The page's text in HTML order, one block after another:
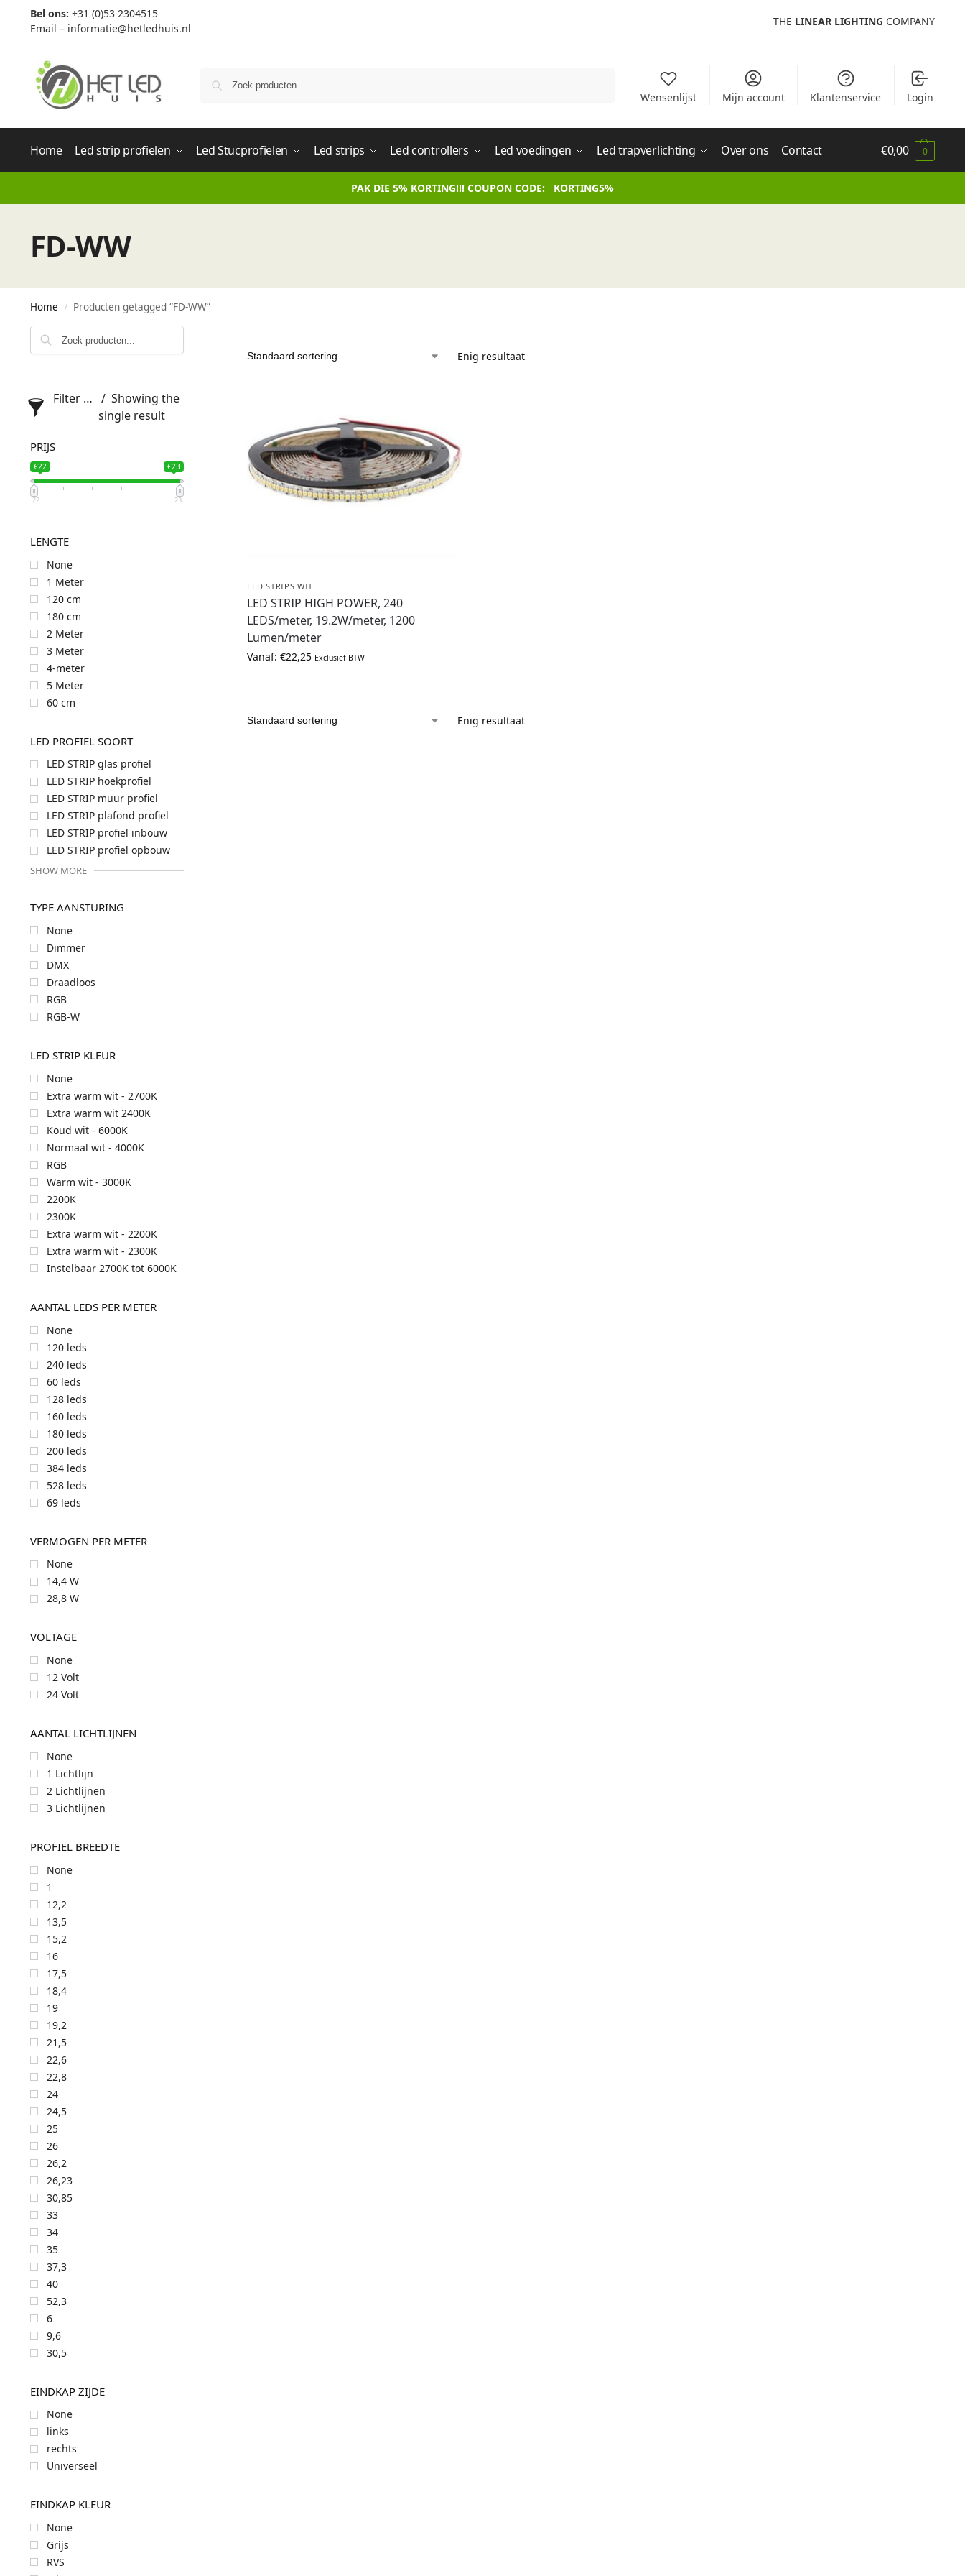
Bel ons: +31 (0)53 2304515
Email – informatie@hetledhuis.nl
THE LINEAR LIGHTING COMPANY
Wensenlijst Mijn account Klantenservice Login
Home Led strip profielen Led Stucprofielen Led strips Led controllers Led voedingen Led trapverlichting Over ons Contact €0,00 0
PAK DIE 5% KORTING!!! COUPON CODE: KORTING5%
FD-WW
Home / Producten getagged “FD-WW”
Enig resultaat
LED STRIPS WIT
LED STRIP HIGH POWER, 240
LEDS/meter, 19.2W/meter, 1200
Lumen/meter
Vanaf:€22,25 Exclusief BTW
Enig resultaat
Filter products
Showing the
single result
PRIJS
€22 €23
22 23
LENGTE
None
1 Meter
120 cm
180 cm
2 Meter
3 Meter
4-meter
5 Meter
60 cm
LED PROFIEL SOORT
LED STRIP glas profiel
LED STRIP hoekprofiel
LED STRIP muur profiel
LED STRIP plafond profiel
LED STRIP profiel inbouw
LED STRIP profiel opbouw
SHOW MORE
TYPE AANSTURING
None
Dimmer
DMX
Draadloos
RGB
RGB-W
LED STRIP KLEUR
None
Extra warm wit - 2700K
Extra warm wit 2400K
Koud wit - 6000K
Normaal wit - 4000K
RGB
Warm wit - 3000K
2200K
2300K
Extra warm wit - 2200K
Extra warm wit - 2300K
Instelbaar 2700K tot 6000K
AANTAL LEDS PER METER
None
120 leds
240 leds
60 leds
128 leds
160 leds
180 leds
200 leds
384 leds
528 leds
69 leds
VERMOGEN PER METER
None
14,4 W
28,8 W
VOLTAGE
None
12 Volt
24 Volt
AANTAL LICHTLIJNEN
None
1 Lichtlijn
2 Lichtlijnen
3 Lichtlijnen
PROFIEL BREEDTE
None
1
12,2
13,5
15,2
16
17,5
18,4
19
19,2
21,5
22,6
22,8
24
24,5
25
26
26,2
26,23
30,85
33
34
35
37,3
40
52,3
6
9,6
30,5
EINDKAP ZIJDE
None
links
rechts
Universeel
EINDKAP KLEUR
None
Grijs
RVS